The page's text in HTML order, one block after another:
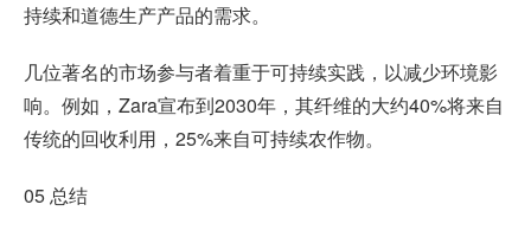
持续和道德生产产品的需求。
几位著名的市场参与者着重于可持续实践，以减少环境影
响。例如，Zara宣布到2030年，其纤维的大约40%将来自
传统的回收利用，25%来自可持续农作物。
05 总结